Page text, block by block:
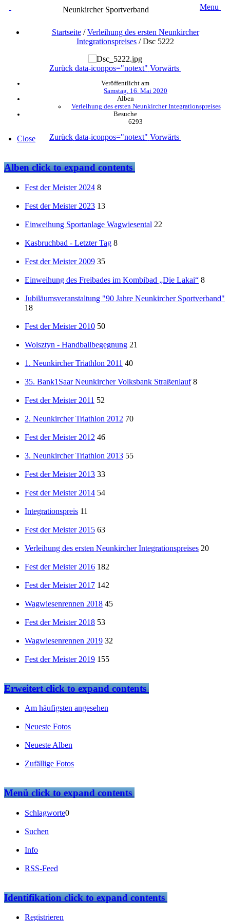
Neunkircher Sportverband Menu
Startseite/Verleihung des ersten Neunkircher
Integrationspreises /Dsc 5222
Zurück data-iconpos="notext" Vorwärts
Veröffentlicht am
Samstag, 16. Mai 2020
Alben
Verleihung des ersten Neunkircher Integrationspreises
Besuche
6293
Zurück data-iconpos="notext" Vorwärts
Close
Albenclick to expand contents
Fest der Meister 2024 8
Fest der Meister 2023 13
Einweihung Sportanlage Wagwiesental 22
Kasbruchbad - Letzter Tag 8
Fest der Meister 2009 35
Einweihung des Freibades im Kombibad „Die Lakai“ 8
Jubiläumsveranstaltung "90 Jahre Neunkircher Sportverband"
18
Fest der Meister 2010 50
Wolsztyn - Handballbegegnung 21
1. Neunkircher Triathlon 2011 40
35. Bank1Saar Neunkircher Volksbank Straßenlauf 8
Fest der Meister 2011 52
2. Neunkircher Triathlon 2012 70
Fest der Meister 2012 46
3. Neunkircher Triathlon 2013 55
Fest der Meister 2013 33
Fest der Meister 2014 54
Integrationspreis 11
Fest der Meister 2015 63
Verleihung des ersten Neunkircher Integrationspreises 20
Fest der Meister 2016 182
Fest der Meister 2017 142
Wagwiesenrennen 2018 45
Fest der Meister 2018 53
Wagwiesenrennen 2019 32
Fest der Meister 2019 155
Erweitertclick to expand contents
Am häufigsten angesehen
Neueste Fotos
Neueste Alben
Zufällige Fotos
Menüclick to expand contents
Schlagworte0
Suchen
Info
RSS-Feed
Identifikationclick to expand contents
Registrieren